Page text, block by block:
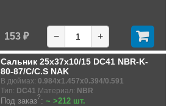
153 ₽ − +
Сальник 25x37x10/15 DC41 NBR-K-
80-87/C/C.S NAK
В дюймах: 0.984x1.457x0.394/0.591
Тип: DC41 Материал: NBR
Под заказ?: ~ >212 шт.